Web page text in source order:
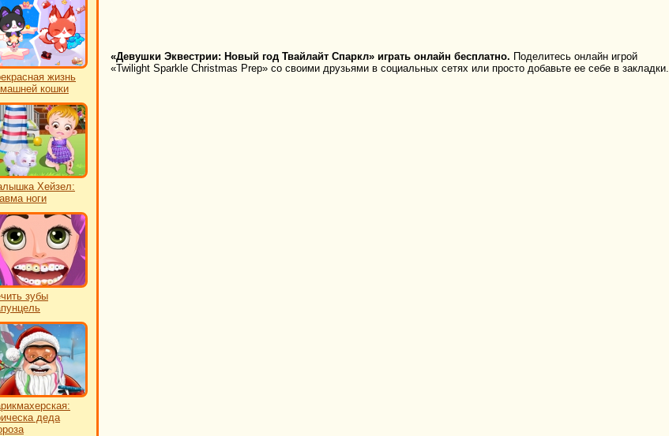
жизнь
кошки
Хейзел:
ноги
зубы
деда
«Девушки Эквестрии: Новый год Твайлайт Спаркл» играть онлайн бесплатно. Поделитесь онлайн игрой
«Twilight Sparkle Christmas Prep» со своими друзьями в социальных сетях или просто добавьте ее себе в закладки.